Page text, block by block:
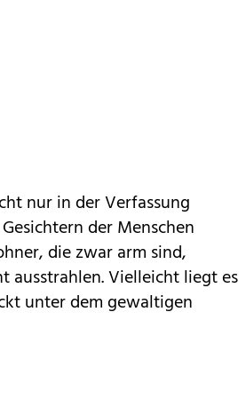
nur in der Verfassung
der Menschen
die zwar arm sind,
ausstrahlen. Vielleicht liegt es
unter dem gewaltigen